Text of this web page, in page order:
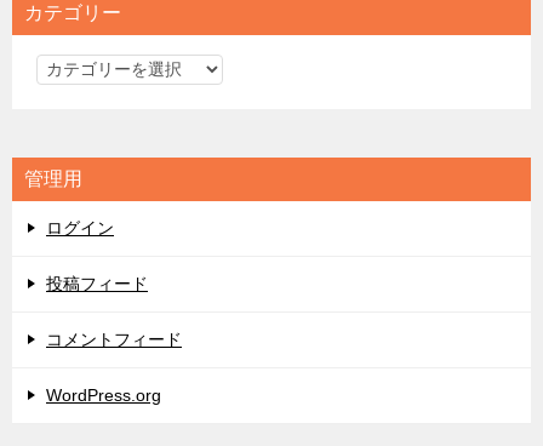
カテゴリー
カ
リ
ー
管理用
ログイン
投稿フィード
コメントフィード
WordPress.org